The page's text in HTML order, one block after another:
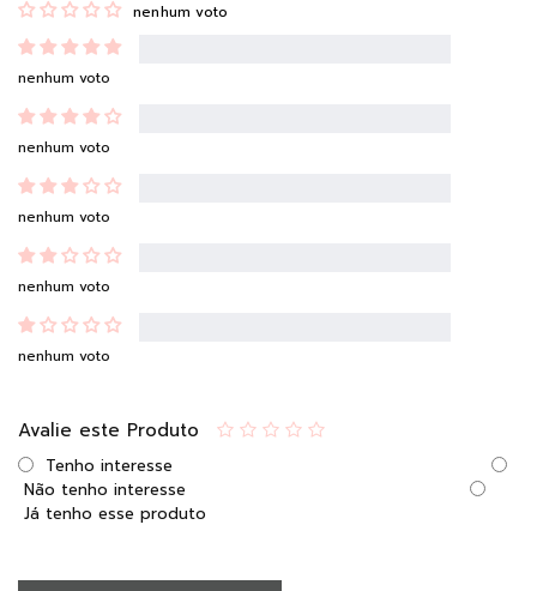
nenhum voto
nenhum voto
nenhum voto
nenhum voto
nenhum voto
nenhum voto
Avalie este Produto
Tenho interesse
Não tenho interesse
Já tenho esse produto